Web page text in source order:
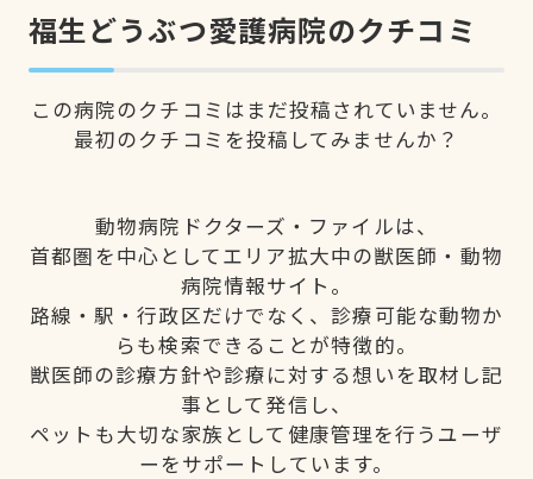
福生どうぶつ愛護病院のクチコミ
この病院のクチコミはまだ投稿されていません。
最初のクチコミを投稿してみませんか？
動物病院ドクターズ・ファイルは、
首都圏を中心としてエリア拡大中の獣医師・動物
病院情報サイト。
路線・駅・行政区だけでなく、診療可能な動物か
らも検索できることが特徴的。
獣医師の診療方針や診療に対する想いを取材し記
事として発信し、
ペットも大切な家族として健康管理を行うユーザ
ーをサポートしています。